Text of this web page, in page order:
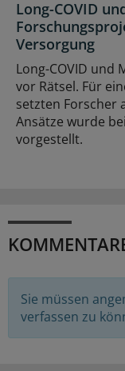
Long-COVID
Versorgung
Long-COVID und
vor Rätsel. Für
setzten Forscher
Ansätze wurde
vorgestellt.
Sie müssen
verfassen zu